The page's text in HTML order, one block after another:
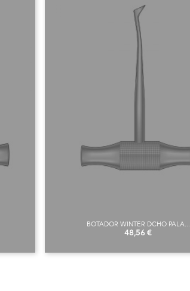
BOTADOR WINTER DCHO PALA...
Precio
48,56 €